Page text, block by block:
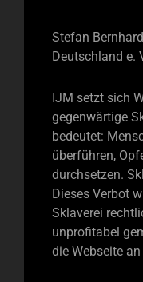
Stefan
Deutschland e.
IJM setzt sich
gegenwärtige
bedeutet:
überführen,
durchsetzen.
Dieses Verbot
Sklaverei
unprofitabel
die Webseite